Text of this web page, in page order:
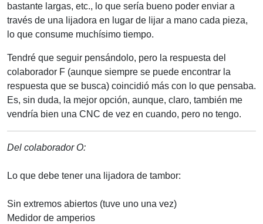
bastante largas, etc., lo que sería bueno poder enviar a
través de una lijadora en lugar de lijar a mano cada pieza,
lo que consume muchísimo tiempo.
Tendré que seguir pensándolo, pero la respuesta del
colaborador F (aunque siempre se puede encontrar la
respuesta que se busca) coincidió más con lo que pensaba.
Es, sin duda, la mejor opción, aunque, claro, también me
vendría bien una CNC de vez en cuando, pero no tengo.
Del colaborador O:
Lo que debe tener una lijadora de tambor:
Sin extremos abiertos (tuve uno una vez)
Medidor de amperios